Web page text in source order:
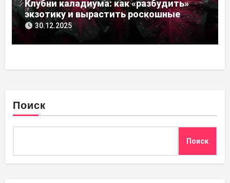
Клубни каладиума: как «разбудить»
экзотику и вырастить роскошные
листья
30.12.2025
Поиск
Поиск